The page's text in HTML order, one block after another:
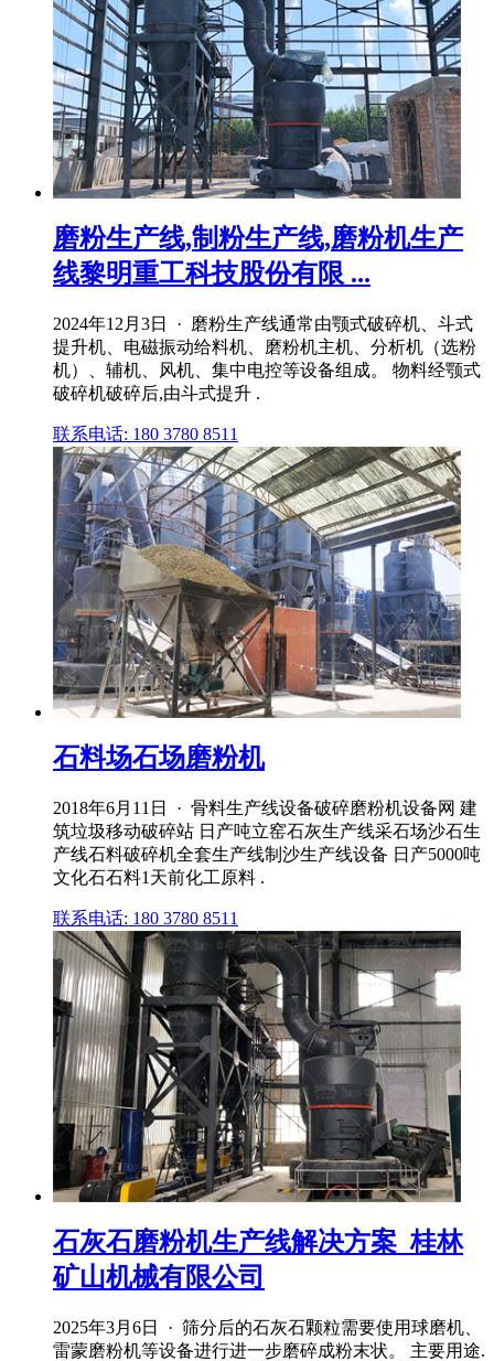
磨粉生产线,制粉生产线,磨粉机生产
线黎明重工科技股份有限 ...
2024年12月3日 · 磨粉生产线通常由颚式破碎机、斗式
提升机、电磁振动给料机、磨粉机主机、分析机（选粉
机）、辅机、风机、集中电控等设备组成。 物料经颚式
破碎机破碎后,由斗式提升 .
联系电话: 180 3780 8511
石料场石场磨粉机
2018年6月11日 · 骨料生产线设备破碎磨粉机设备网 建
筑垃圾移动破碎站 日产吨立窑石灰生产线采石场沙石生
产线石料破碎机全套生产线制沙生产线设备 日产5000吨
文化石石料1天前化工原料 .
联系电话: 180 3780 8511
石灰石磨粉机生产线解决方案_桂林
矿山机械有限公司
2025年3月6日 · 筛分后的石灰石颗粒需要使用球磨机、
雷蒙磨粉机等设备进行进一步磨碎成粉末状。 主要用途.